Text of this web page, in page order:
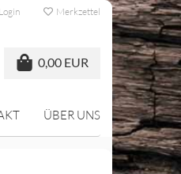
Login Merkzettel
0,00 EUR
ÜBER UNS